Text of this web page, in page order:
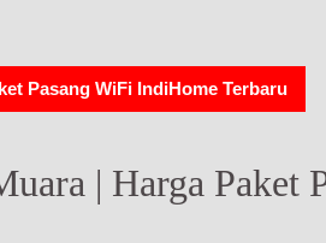
Pasang WiFi IndiHome Terbaru
| Harga Paket